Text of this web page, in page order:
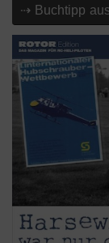
⇢ Buchtipp